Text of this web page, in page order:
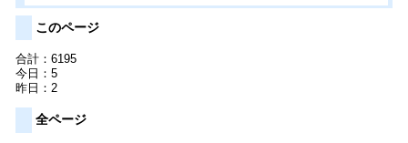
このページ
合計：6195
今日：5
昨日：2
全ページ